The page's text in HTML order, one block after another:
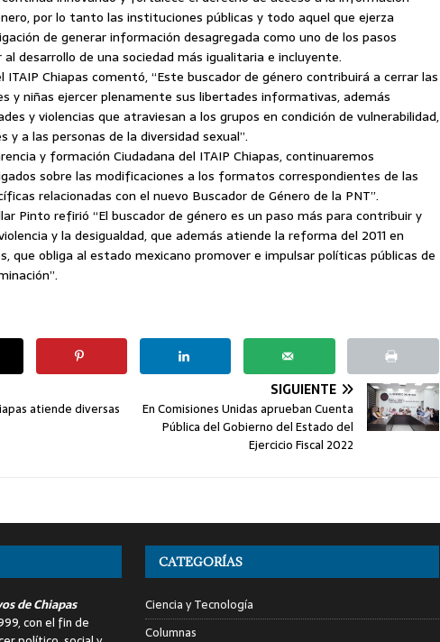
por lo tanto las instituciones públicas y todo aquel que ejerza
de generar información desagregada como uno de los pasos
desarrollo de una sociedad más igualitaria e incluyente.
ITAIP Chiapas comentó, “Este buscador de género contribuirá a cerrar las
y niñas ejercer plenamente sus libertades informativas, además
y violencias que atraviesan a los grupos en condición de vulnerabilidad,
a las personas de la diversidad sexual”.
y formación Ciudadana del ITAIP Chiapas, continuaremos
sobre las modificaciones a los formatos correspondientes de las
relacionadas con el nuevo Buscador de Género de la PNT”.
Pinto refirió “El buscador de género es un paso más para contribuir y
y la desigualdad, que además atiende la reforma del 2011 en
que obliga al estado mexicano promover e impulsar políticas públicas de
atiende diversas
SIGUIENTE
En Comisiones Unidas aprueban Cuenta
Pública del Gobierno del Estado del
Ejercicio Fiscal 2022
de Chiapas
con el fin de
CATEGORÍAS
Ciencia y Tecnología
Columnas